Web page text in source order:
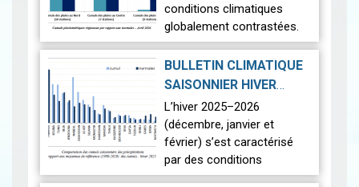
conditions climatiques
globalement contrastées.
Sur le plan thermique, les
températures ont été
légèrement supérieures aux
BULLETIN CLIMATIQUE
SAISONNIER HIVER
2025-2026|2026-04-22
L’hiver 2025–2026
(décembre, janvier et
février) s’est caractérisé
par des conditions
climatiques contrastées